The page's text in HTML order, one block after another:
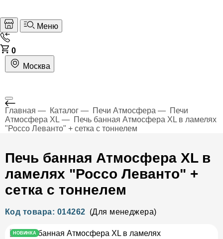
Меню
0
Москва
Главная Каталог Печи Атмосфера
Печи
Атмосфера XL
Печь банная Атмосфера XL в ламелях
"Россо Леванто" + сетка с тоннелем
Печь банная Атмосфера XL в
ламелях "Россо Леванто" +
сетка с тоннелем
Код товара: 014262 (Для менеджера)
НОВИНКА